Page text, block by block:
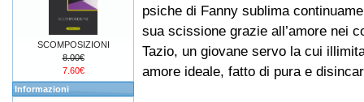
psiche di Fanny sublima
sua scissione grazie all’amore nei
Tazio, un giovane servo la cui
amore ideale, fatto di pura e
SCOMPOSIZIONI
8.00€
7.60€
Informazioni